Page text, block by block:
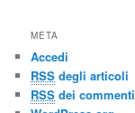
META
Accedi
RSS degli articoli
RSS dei commenti